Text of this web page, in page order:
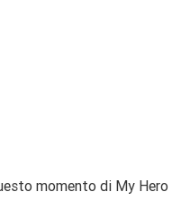
momento di My